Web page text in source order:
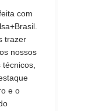
com
trazer
nossos
e o